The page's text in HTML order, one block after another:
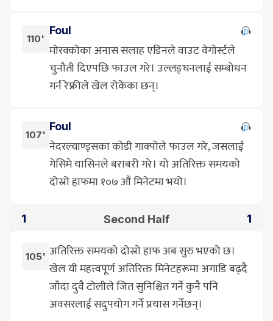
110'
Foul
मोरक्कोका अनास सलाह एडिनले वाउट वेगोर्स्टले
चुनौती दिएपछि फाउल गरे। उल्लङ्घनलाई सम्बोधन
गर्न रेफ्रीले खेल रोकेका छन्।
107'
Foul
नेदरल्याण्ड्सका कोडी गाक्पोले फाउल गरे, जसलाई
गेसिमे यासिनले बराबरी गरे। यो अतिरिक्त समयको
दोस्रो हाफमा १०७ औं मिनेटमा भयो।
1 Second Half 1
105' अतिरिक्त समयको दोस्रो हाफ अब सुरु भएको छ।
खेल यी महत्त्वपूर्ण अतिरिक्त मिनेटहरूमा अगाडि बढ्दै
जाँदा दुवै टोलीले जित सुनिश्चित गर्ने कुनै पनि
अवसरलाई सदुपयोग गर्ने प्रयास गर्नेछन्।